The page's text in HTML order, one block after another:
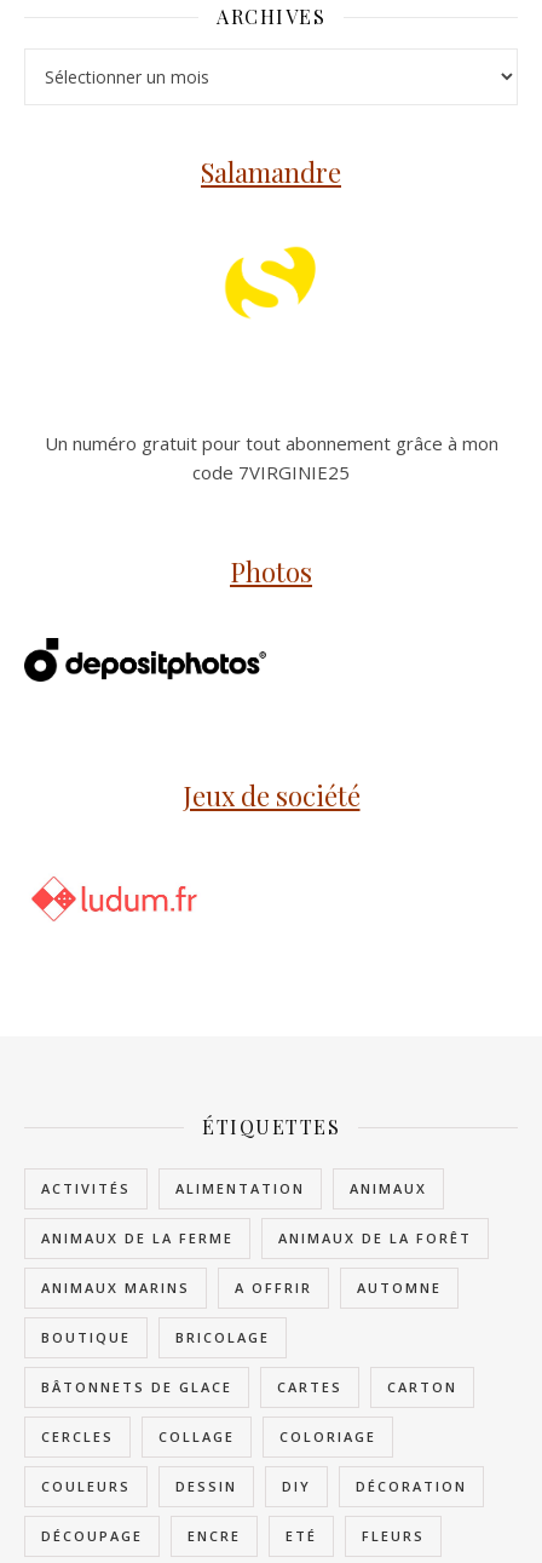
ARCHIVES
Salamandre
Un numéro gratuit pour tout abonnement grâce à mon
code 7VIRGINIE25
Photos
Jeux de société
ÉTIQUETTES
ACTIVITÉS ALIMENTATION ANIMAUX
ANIMAUX DE LA FERME ANIMAUX DE LA FORÊT
ANIMAUX MARINS A OFFRIR AUTOMNE
BOUTIQUE BRICOLAGE
BÂTONNETS DE GLACE CARTES CARTON
CERCLES COLLAGE COLORIAGE
COULEURS DESSIN DIY DÉCORATION
DÉCOUPAGE ENCRE ETÉ FLEURS